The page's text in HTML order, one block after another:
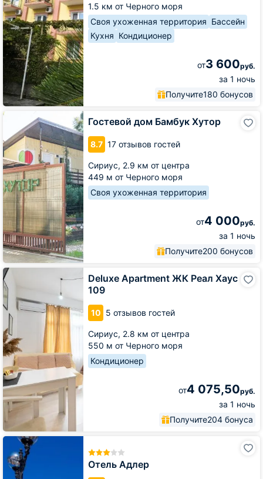
1.5 км от Черного моря
Своя ухоженная территория Бассейн
Кухня Кондиционер
от3 600руб.
за 1 ночь
Получите180 бонусов
Гостевой дом Бамбук Хутор
8.7 17 отзывов гостей
Сириус, 2.9 км от центра
449 м от Черного моря
Своя ухоженная территория
от4 000руб.
за 1 ночь
Получите200 бонусов
Гостевой
Бамбук
Хутор
Deluxe Apartment ЖК Реал Хаус
109
10 5 отзывов гостей
Сириус, 2.8 км от центра
550 м от Черного моря
Кондиционер
от4 075,50руб.
за 1 ночь
Получите204 бонуса
Deluxe
Apartment
ЖК
Реал
Хаус
109
Отель Адлер
Отель
Адлер